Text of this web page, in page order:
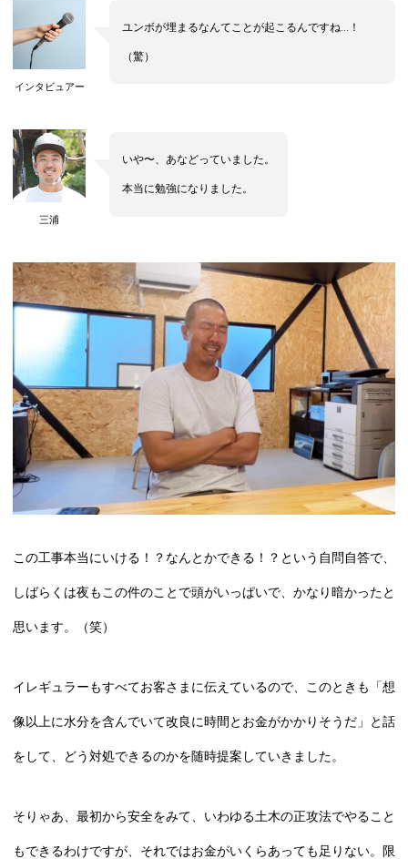
インタビュアー
ユンボが埋まるなんてことが起こるんですね…！
（驚）
三浦
いや〜、あなどっていました。
本当に勉強になりました。
この工事本当にいける！？なんとかできる！？という自問自答で、
しばらくは夜もこの件のことで頭がいっぱいで、かなり暗かったと
思います。（笑）
イレギュラーもすべてお客さまに伝えているので、このときも「想
像以上に水分を含んでいて改良に時間とお金がかかりそうだ」と話
をして、どう対処できるのかを随時提案していきました。
そりゃあ、最初から安全をみて、いわゆる土木の正攻法でやること
もできるわけですが、それではお金がいくらあっても足りない。限